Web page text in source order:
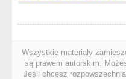
Wszystkie materiały
są prawem autorskim.
Jeśli chcesz